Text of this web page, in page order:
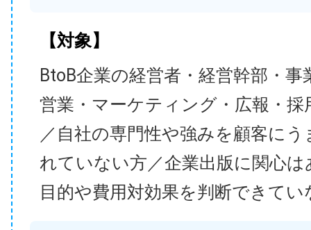
【対象】
BtoB企業の経営者・経営幹部・事
営業・マーケティング・広報・採
／自社の専門性や強みを顧客に
れていない方／企業出版に関心
目的や費用対効果を判断できてい